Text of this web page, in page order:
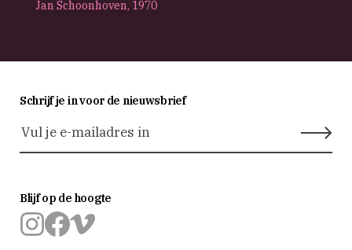
Jan Schoonhoven, 1970
Schrijf je in voor de nieuwsbrief
Blijf op de hoogte